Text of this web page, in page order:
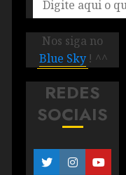
Nos siga no
Blue Sky ! ^^
REDES
SOCIAIS